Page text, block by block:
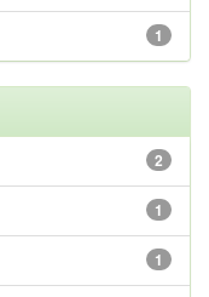
1
2
1
1